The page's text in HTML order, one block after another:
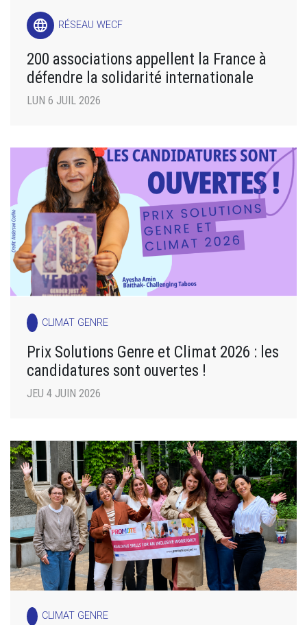
language RÉSEAU WECF
200 associations appellent la France à
défendre la solidarité internationale
LUN 6 JUIL 2026
CLIMAT GENRE
Prix Solutions Genre et Climat 2026 : les
candidatures sont ouvertes !
JEU 4 JUIN 2026
CLIMAT GENRE